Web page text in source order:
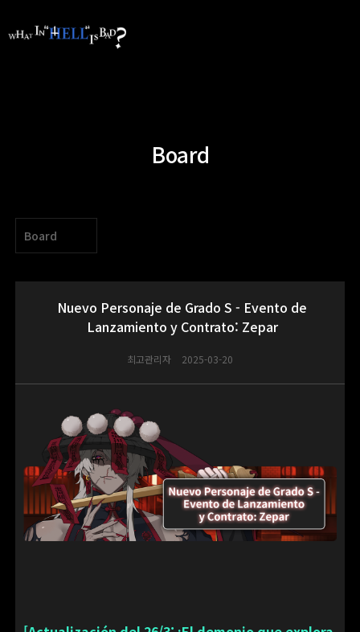
Board
Board
Nuevo Personaje de Grado S - Evento de
Lanzamiento y Contrato: Zepar
최고관리자 2025-03-20